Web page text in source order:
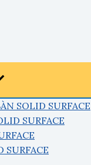
SOLID SURFACE
SURFACE
SURFACE